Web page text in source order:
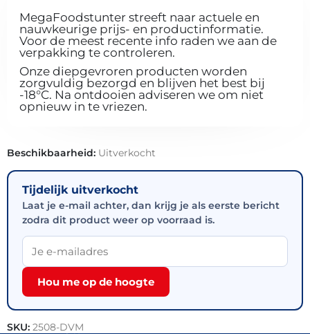
MegaFoodstunter streeft naar actuele en
nauwkeurige prijs- en productinformatie.
Voor de meest recente info raden we aan de
verpakking te controleren.
Onze diepgevroren producten worden
zorgvuldig bezorgd en blijven het best bij
-18°C. Na ontdooien adviseren we om niet
opnieuw in te vriezen.
Beschikbaarheid: Uitverkocht
Tijdelijk uitverkocht
Laat je e-mail achter, dan krijg je als eerste bericht
zodra dit product weer op voorraad is.
Hou me op de hoogte
SKU: 2508-DVM